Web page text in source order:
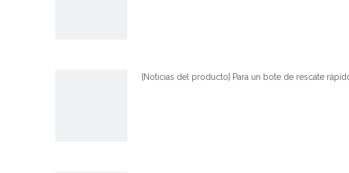
[Noticias del producto] Para un bote de rescate